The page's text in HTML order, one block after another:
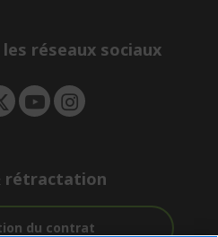
e
réseaux sociaux
rétractation
du contrat